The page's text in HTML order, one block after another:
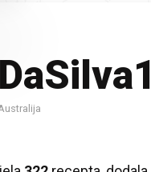
DaSilva1